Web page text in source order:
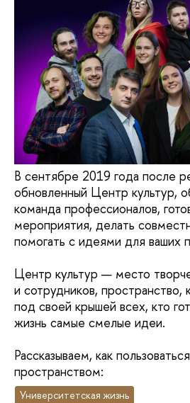
В сентябре 2019 года после
обновленный Центр культур,
команда профессионалов,
мероприятия, делать
помогать с идеями для ваших
Центр культур — место
и сотрудников,
под своей крышей всех, кто
жизнь самые смелые идеи.
Рассказываем, как
пространством:
Университетская жизнь